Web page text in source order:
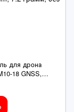
для дрона
18 GNSS,
7.2 грамм, без